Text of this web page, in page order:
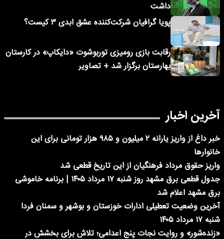
داشت
پویا گرافیان شرکت‌کننده عشق ابدی ۳ کیست؟
رقابت بازی رومیزی توربوشوت «دایکاپ» در کارستان
بهارستان برگزار شد + تصاویر
آخرین اخبار
خبر داغ از واریز یارانه ۲ میلیون و ۹۸۵ هزار تومانی برای این
خانوارها
واریز حقوق مرداد فرهنگیان از این تاریخ قطعی شد
جدول قطعی برق مشهد روز شنبه ۱۷ مرداد ۱۴۰۵ | برنامه خاموشی
برق مشهد اعلام شد
آخرین وضعیت تعطیلی ادارات خوزستان و بوشهر و سمنان فردا
شنبه ۱۷ مرداد ۱۴۰۵
«زنده‌شور» و روایت نجات پنج اعدامی؛ تلاش برای بخشش در